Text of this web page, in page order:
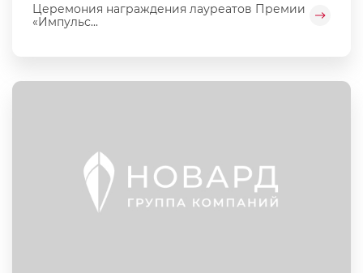
Церемония награждения лауреатов Премии
«Импульс...